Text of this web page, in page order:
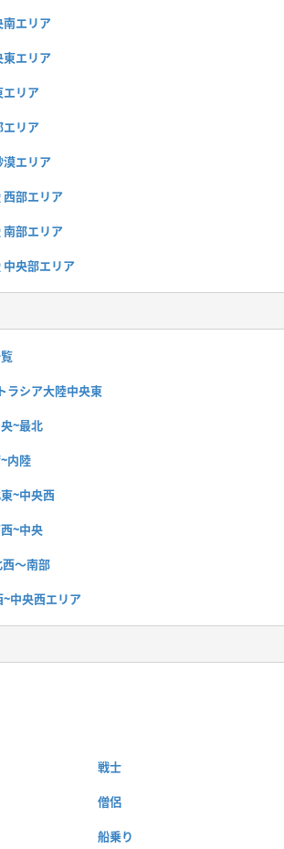
南エリア
東エリア
エリア
エリア
漠エリア
西部エリア
南部エリア
中央部エリア
ラシア大陸中央東
~最北
内陸
~中央西
~中央
〜南部
中央西エリア
戦士
僧侶
船乗り